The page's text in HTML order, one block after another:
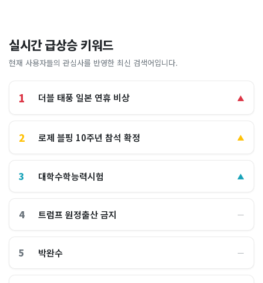
실시간 급상승 키워드
현재 사용자들의 관심사를 반영한 최신 검색어입니다.
1 더블 태풍 일본 연휴 비상 ▲
2 로제 블핑 10주년 참석 확정 ▲
3 대학수학능력시험 ▲
4 트럼프 원정출산 금지 ―
5 박완수 ―